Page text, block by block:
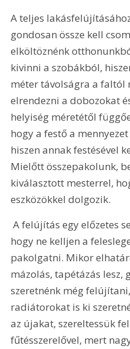
A teljes
gondosan össze kell
elköltöznénk
kivinni a szobákból,
méter távolságra a faltól
elrendezni a dobozokat
helyiség méretétől
hogy a festő a
hiszen annak festésével
Mielőtt összepakolunk,
kiválasztott mesterrel,
eszközökkel dolgozik.
A felújítás egy előzetes selejtezéssel kezdődjön,
hogy ne kelljen a
pakolgatni. Mikor
mázolás, tapétázás lesz,
szeretnénk még
radiátorokat is ki
az újakat, szereltessük
fűtésszerelővel, mert